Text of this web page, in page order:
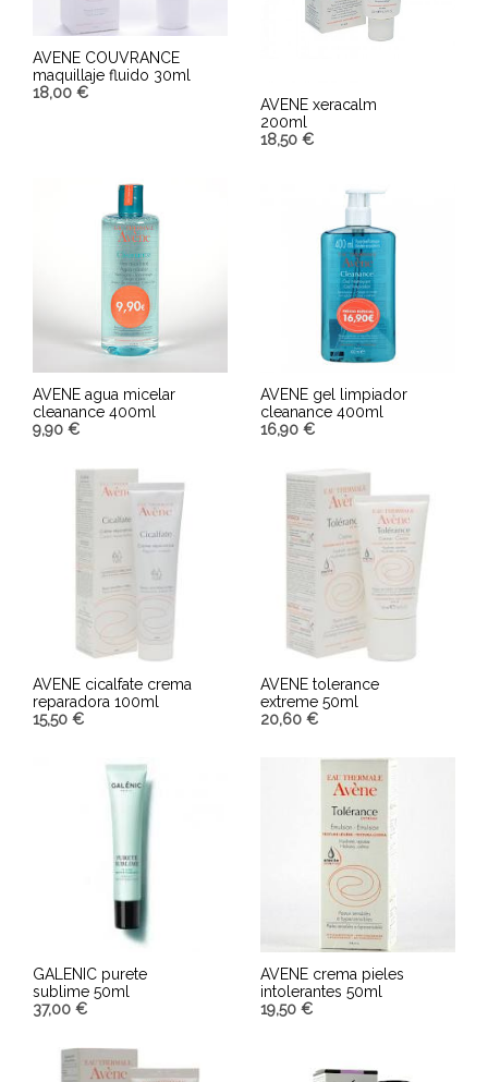
AVENE COUVRANCE
maquillaje fluido 30ml
18,00 €
AVENE xeracalm
200ml
18,50 €
AVENE agua micelar
cleanance 400ml
9,90 €
AÑADIR AL CARRITO
AVENE gel limpiador
cleanance 400ml
16,90 €
AÑADIR AL CARRITO
AVENE cicalfate crema
reparadora 100ml
15,50 €
AÑADIR AL CARRITO
AVENE tolerance
extreme 50ml
20,60 €
AÑADIR AL CARRITO
GALENIC purete
sublime 50ml
37,00 €
AÑADIR AL CARRITO
AVENE crema pieles
intolerantes 50ml
19,50 €